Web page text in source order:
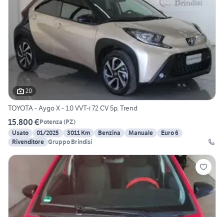
20
TOYOTA - Aygo X - 1.0 VVT-i 72 CV 5p. Trend
15.800 €Potenza (PZ)
Usato
01/2025 3011 Km Benzina Manuale
Euro 6
Rivenditore Gruppo Brindisi